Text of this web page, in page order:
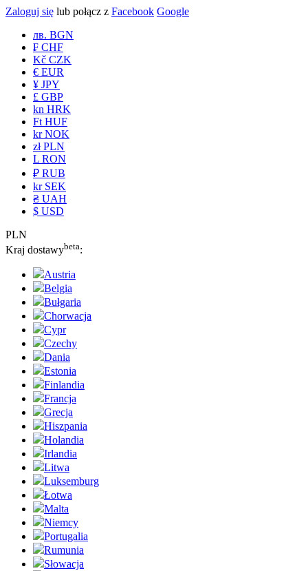
Zaloguj się lub połącz z Facebook Google
лв. BGN
₣ CHF
Kč CZK
€ EUR
¥ JPY
£ GBP
kn HRK
Ft HUF
kr NOK
zł PLN
L RON
₽ RUB
kr SEK
₴ UAH
$ USD
PLN
Kraj dostawybeta:
Austria
Belgia
Bułgaria
Chorwacja
Cypr
Czechy
Dania
Estonia
Finlandia
Francja
Grecja
Hiszpania
Holandia
Irlandia
Litwa
Luksemburg
Łotwa
Malta
Niemcy
Portugalia
Rumunia
Słowacja